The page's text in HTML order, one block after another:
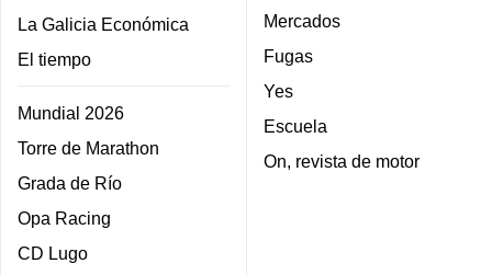
La Galicia Económica
El tiempo
Mundial 2026
Torre de Marathon
Grada de Río
Opa Racing
CD Lugo
Mercados
Fugas
Yes
Escuela
On, revista de motor